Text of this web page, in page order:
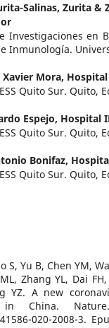
Salinas, Zurita &
Investigaciones en
Inmunología.
Xavier Mora, Hospital
Quito Sur. Quito,
Espejo, Hospital
Quito Sur. Quito,
Bonifaz,
Quito Sur. Quito,
S, Yu B, Chen YM,
Zhang YL, Dai
YZ. A new
China. Nature.
020-2008-3.